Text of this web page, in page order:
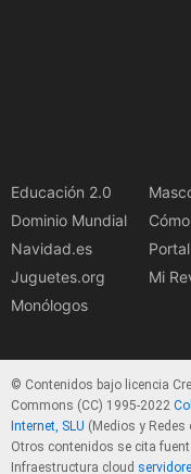
Educación 2.0
Dominio Mundial
Navidad.es
Juguetes.org
Monólogos
Mi
© Contenidos bajo licencia
Commons (CC) 1995-2022
Internet, SLU (Medios y Redes
Otros contenidos se cita
Infraestructura cloud